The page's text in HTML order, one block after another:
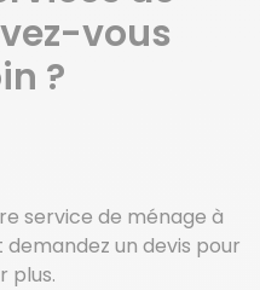
vous
?
service de ménage à
demandez un devis pour
plus.